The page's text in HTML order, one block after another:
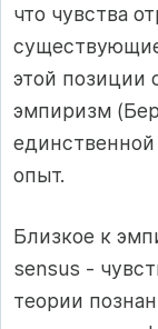
что чувства
этой позиции
эмпиризм
опыт.
Близкое к
sensus -
теории